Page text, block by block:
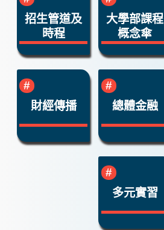
招生管道及
時程
大學部課程
概念傘
財經傳播 總體金融
多元實習